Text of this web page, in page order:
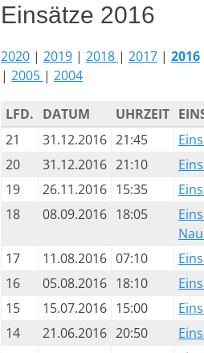
Einsätze 2016
2020 | 2019 | 2018 | 2017 | 2016
| 2005 | 2004
LFD. DATUM UHRZEIT
21
31.12.2016 21:45
20
31.12.2016 21:10
19
26.11.2016 15:35
18
08.09.2016 18:05
17
11.08.2016 07:10
16
05.08.2016 18:10
15
15.07.2016 15:00
14
21.06.2016 20:50